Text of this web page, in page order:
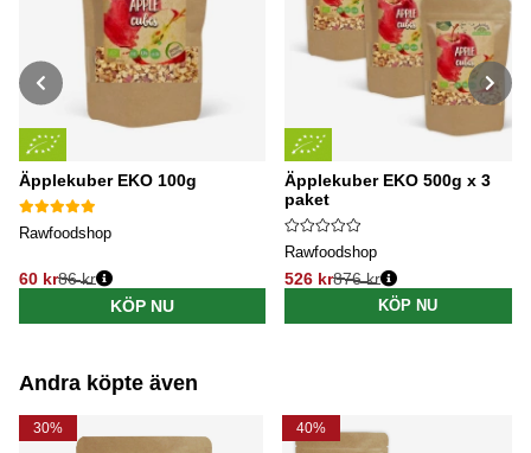
Äpplekuber EKO 100g
Rawfoodshop
60 kr
Ordinarie pris:
86 kr
KÖP NU
Äpplekuber EKO 500g x 3
paket
Rawfoodshop
526 kr
Ordinarie pris:
876 kr
KÖP NU
Andra köpte även
30% 40%